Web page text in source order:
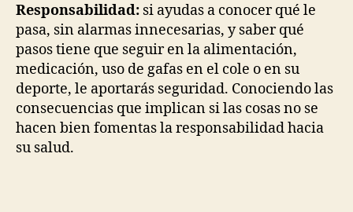
Responsabilidad: si ayudas a conocer qué le
pasa, sin alarmas innecesarias, y saber qué
pasos tiene que seguir en la alimentación,
medicación, uso de gafas en el cole o en su
deporte, le aportarás seguridad. Conociendo las
consecuencias que implican si las cosas no se
hacen bien fomentas la responsabilidad hacia
su salud.